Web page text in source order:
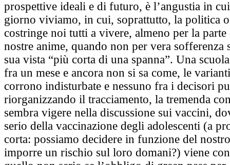
prospettive ideali e di futuro, è l’angustia in
giorno viviamo, in cui, soprattutto, la politica
costringe noi tutti a vivere, almeno per la
nostre anime, quando non per vera sofferenza
sua vista “più corta di una spanna”. Una
fra un mese e ancora non si sa come, le
corrono indisturbate e nessuno fra i decisori
riorganizzando il tracciamento, la tremenda
sembra vigere nella discussione sui vaccini,
serio della vaccinazione degli adolescenti (a
corta: possiamo decidere in funzione del
imporre un rischio sul loro domani?) viene